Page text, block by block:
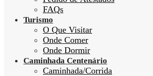
FAQs
Turismo
O Que Visitar
Onde Comer
Onde Dormir
Caminhada Centenário
Caminhada/Corrida